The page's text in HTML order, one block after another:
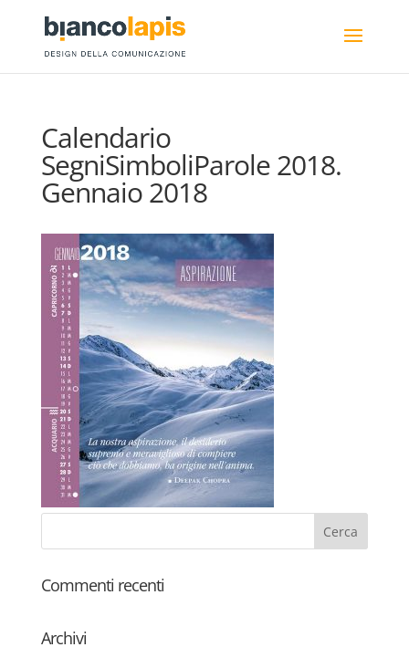
Calendario
SegniSimboliParole 2018.
Gennaio 2018
Commenti recenti
Archivi